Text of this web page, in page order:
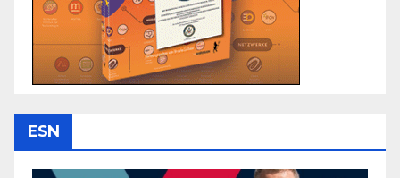
ESN